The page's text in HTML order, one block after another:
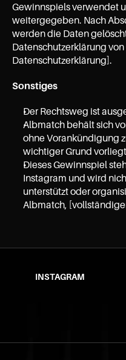
Gewinnspiels verwendet
weitergegeben. Nach
werden die Daten
Datenschutzerklärung
Datenschutzerklärung].
Sonstiges
Der Rechtsweg ist
Albmatch behält sich
ohne Vorankündigung
wichtiger Grund
Dieses Gewinnspiel
Instagram und wird
unterstützt oder
Albmatch,
INSTAGRAM